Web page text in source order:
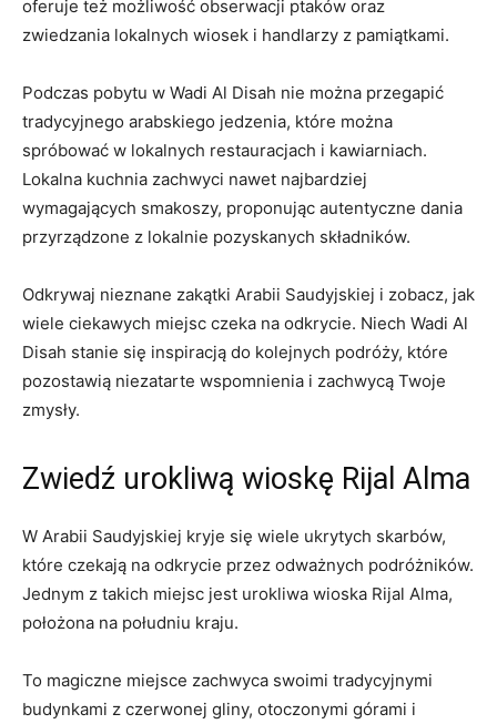
oferuje też możliwość obserwacji ptaków oraz
zwiedzania lokalnych‍ wiosek i handlarzy z ⁤pamiątkami.
Podczas pobytu w Wadi Al Disah nie można​ przegapić
‌tradycyjnego arabskiego jedzenia,⁢ które można
spróbować ⁢w lokalnych restauracjach i kawiarniach.⁣
Lokalna kuchnia zachwyci‌ nawet najbardziej
wymagających smakoszy, proponując autentyczne dania
przyrządzone z ‌lokalnie pozyskanych składników.
Odkrywaj nieznane zakątki ⁤Arabii Saudyjskiej i zobacz, jak
wiele ciekawych miejsc czeka na odkrycie. Niech Wadi Al
Disah stanie się inspiracją do kolejnych‍ podróży, które‌
pozostawią niezatarte wspomnienia i zachwycą Twoje
zmysły.
Zwiedź urokliwą wioskę Rijal Alma
W Arabii Saudyjskiej kryje się wiele ukrytych skarbów,
które czekają na odkrycie przez‍ odważnych podróżników.⁣
Jednym z takich miejsc jest urokliwa wioska Rijal Alma,
położona na południu ‌kraju.
To magiczne miejsce zachwyca swoimi tradycyjnymi
‌budynkami z czerwonej ‍gliny, otoczonymi górami i